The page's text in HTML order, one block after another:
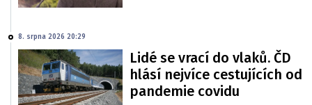
8. srpna 2026 20:29
Lidé se vrací do vlaků. ČD
hlásí nejvíce cestujících od
pandemie covidu